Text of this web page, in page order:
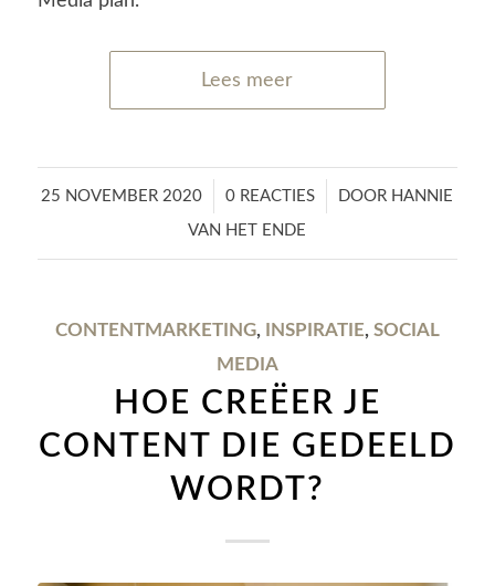
Lees meer
25 NOVEMBER 2020
/ 0 REACTIES
/ DOOR HANNIE
VAN HET ENDE
CONTENTMARKETING, INSPIRATIE, SOCIAL
MEDIA
HOE CREËER JE
CONTENT DIE GEDEELD
WORDT?